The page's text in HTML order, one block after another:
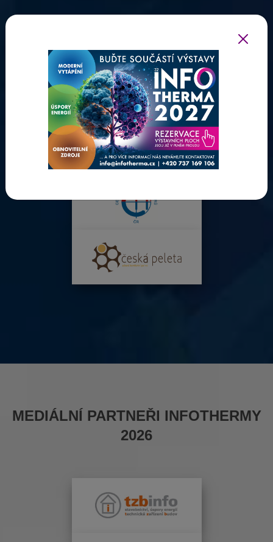
ODBORNÍ PARTNEŘI INFOTHERMY
MEDIÁLNÍ PARTNEŘI INFOTHERMY
2026